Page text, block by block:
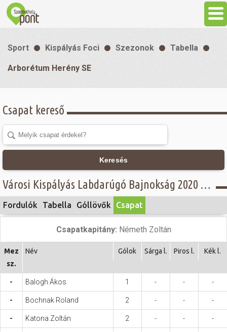
Programok
Gasztronómia
Sport
Szabadidő
Hasznos
Sport Kispályás Foci Szezonok Tabella
Arborétum Herény SE
Csapat kereső
Keresés
Városi Kispályás Labdarúgó Bajnokság 2020 - Öregfiúk csoport, A osztály - Arborétum Herény SE
Fordulók Tabella Góllövők Csapat
Csapatkapitány: Németh Zoltán
Mez
sz.
Név Gólok Sárga l. Piros l. Kék l.
- Balogh Ákos 1 - - -
- Bochnak Roland 2 - - -
- Katona Zoltán 2 - - -